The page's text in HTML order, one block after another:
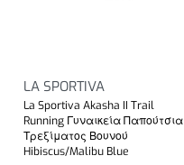
LA SPORTIVA
La Sportiva Akasha II Trail
Running Γυναικεία Παπούτσια
Τρεξίματος Βουνού
Hibiscus/Malibu Blue